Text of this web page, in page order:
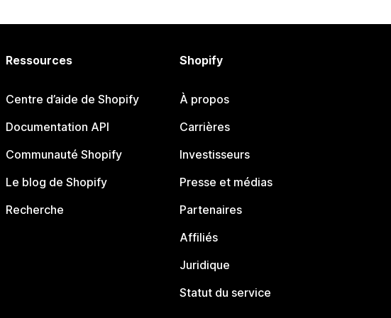
Ressources
Centre d’aide de Shopify
Documentation API
Communauté Shopify
Le blog de Shopify
Recherche
Shopify
À propos
Carrières
Investisseurs
Presse et médias
Partenaires
Affiliés
Juridique
Statut du service